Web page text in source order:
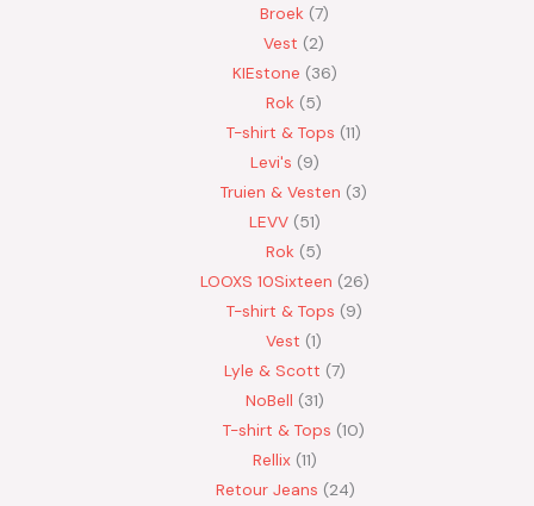
Broek 7
Vest
2
KIEstone
36
Rok 5
T-shirt & Tops 11
Levi's
9
Truien & Vesten
3
LEVV 51
Rok 5
LOOXS 10Sixteen
26
T-shirt & Tops 9
Vest 1
Lyle & Scott 7
NoBell
31
T-shirt & Tops 10
Rellix 11
Retour Jeans 24